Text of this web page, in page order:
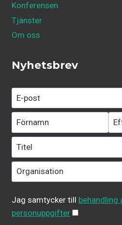
Konferensen
Tjänster
Om oss
Nyhetsbrev
Jag samtycker till behandling
personuppgifter